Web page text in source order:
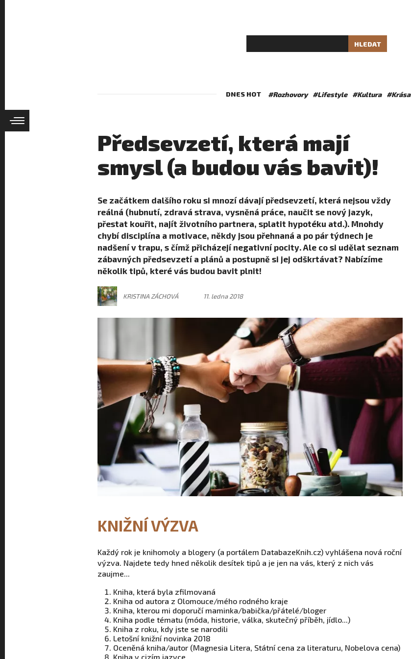
HLEDAT
DNES HOT #Rozhovory #Lifestyle #Kultura #Krása
Předsevzetí, která mají
smysl (a budou vás bavit)!
Se začátkem dalšího roku si mnozí dávají předsevzetí, která nejsou vždy
reálná (hubnutí, zdravá strava, vysněná práce, naučit se nový jazyk,
přestat kouřit, najít životního partnera, splatit hypotéku atd.). Mnohdy
chybí disciplína a motivace, někdy jsou přehnaná a po pár týdnech je
nadšení v trapu, s čímž přicházejí negativní pocity. Ale co si udělat seznam
zábavných předsevzetí a plánů a postupně si jej odškrtávat? Nabízíme
několik tipů, které vás budou bavit plnit!
KRISTINA ZÁCHOVÁ 11. ledna 2018
KNIŽNÍ VÝZVA
Každý rok je knihomoly a blogery (a portálem DatabazeKnih.cz) vyhlášena nová roční
výzva. Najdete tedy hned několik desítek tipů a je jen na vás, který z nich vás
zaujme...
Kniha, která byla zfilmovaná
Kniha od autora z Olomouce/mého rodného kraje
Kniha, kterou mi doporučí maminka/babička/přátelé/bloger
Kniha podle tématu (móda, historie, válka, skutečný příběh, jídlo...)
Kniha z roku, kdy jste se narodili
Letošní knižní novinka 2018
Oceněná kniha/autor (Magnesia Litera, Státní cena za literaturu, Nobelova cena)
Kniha v cizím jazyce